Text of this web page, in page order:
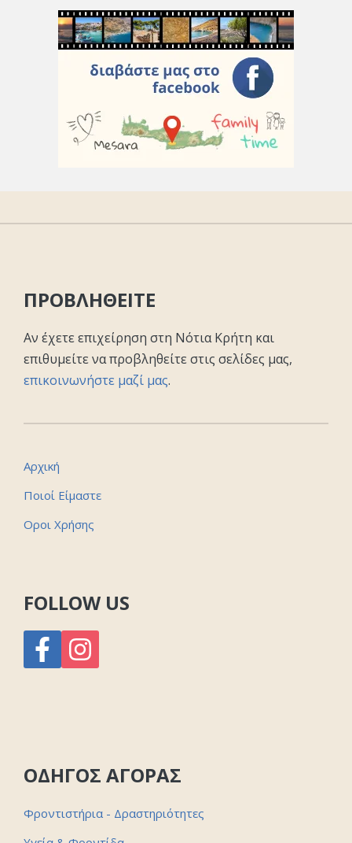
ΠΡΟΒΛΗΘΕΙΤΕ
Αν έχετε επιχείρηση στη Νότια Κρήτη και
επιθυμείτε να προβληθείτε στις σελίδες μας,
επικοινωνήστε μαζί μας.
Αρχική
Ποιοί Είμαστε
Οροι Χρήσης
FOLLOW US
ΟΔΗΓΟΣ ΑΓΟΡΑΣ
Φροντιστήρια - Δραστηριότητες